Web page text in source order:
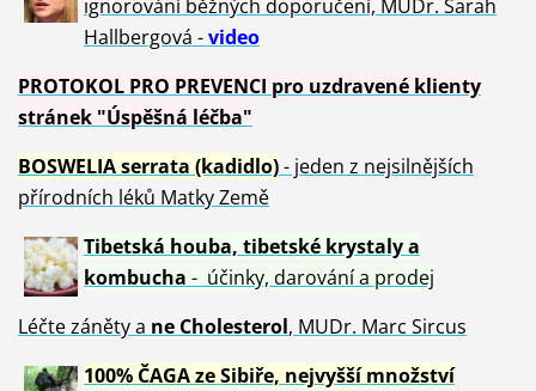
ignorování běžných doporučení, MUDr. Sarah
Hallbergová -video
PROTOKOL PRO PREVENCI pro uzdravené klienty
stránek "Úspěšná léčba"
BOSWELIA serrata (kadidlo)- jeden z nejsilnějších
přírodních léků Matky Země
Tibetská houba, tibetské krystalya
kombucha - účinky, darování a prodej
Léčte záněty a ne Cholesterol, MUDr. Marc Sircus
100% ČAGA ze Sibiře, nejvyšší množství